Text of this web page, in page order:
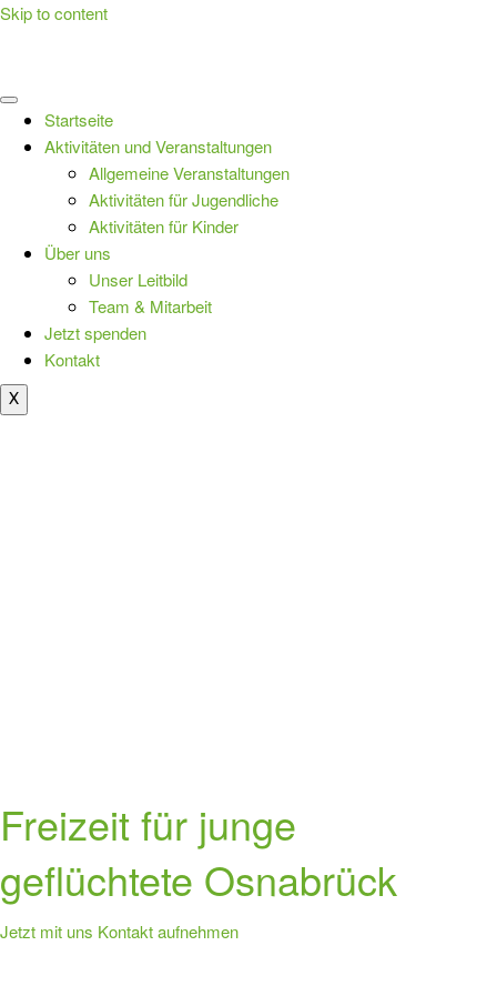
Skip to content
Startseite
Aktivitäten und Veranstaltungen
Allgemeine Veranstaltungen
Aktivitäten für Jugendliche
Aktivitäten für Kinder
Über uns
Unser Leitbild
Team & Mitarbeit
Jetzt spenden
Kontakt
X
Freizeit für junge
geflüchtete Osnabrück
Jetzt mit uns Kontakt aufnehmen